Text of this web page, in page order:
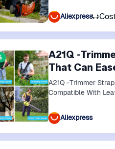
Aliexpress
A21Q -
That Can
A21Q -Trimmer
Compatible With
Aliexpress